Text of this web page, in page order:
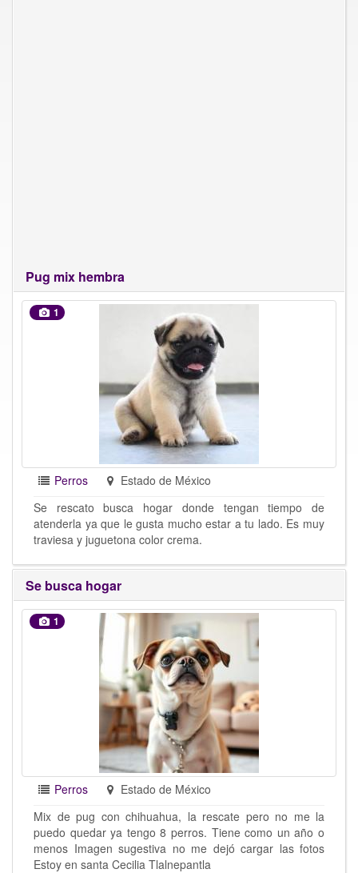
Pug mix hembra
1
Perros
Estado de México
Se rescato busca hogar donde tengan tiempo de
atenderla ya que le gusta mucho estar a tu lado. Es muy
traviesa y juguetona color crema.
Se busca hogar
1
Perros
Estado de México
Mix de pug con chihuahua, la rescate pero no me la
puedo quedar ya tengo 8 perros. Tiene como un año o
menos Imagen sugestiva no me dejó cargar las fotos
Estoy en santa Cecilia Tlalnepantla